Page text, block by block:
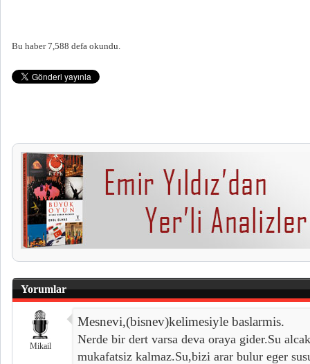
Bu haber 7,588 defa okundu.
Yorumlar
Mikail
Mesnevi,(bisnev)kelimesiyle baslarmis.
Nerde bir dert varsa deva oraya gider.Su
mukafatsiz kalmaz.Su,bizi arar bulur eger